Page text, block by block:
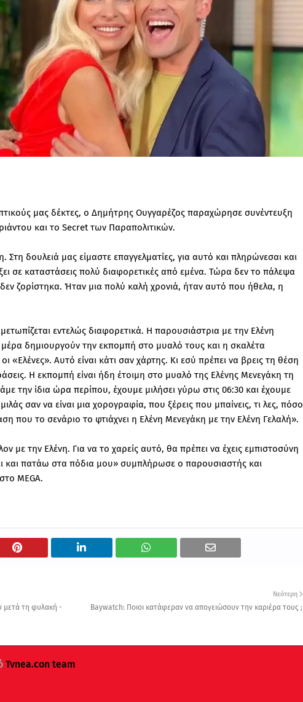
μας δέκτες, ο Δημήτρης Ουγγαρέζος παραχώρησε συνέντευξη
και το Secret των Παραπολιτικών.
Στη δουλειά μας είμαστε επαγγελματίες, για αυτό και πληρώνεσαι και
σε καταστάσεις πολύ διαφορετικές από εμένα. Τώρα δεν το πάλεψα
ζορίστηκα. Ήταν μια πολύ καλή χρονιά, ήταν αυτό που ήθελα, η
εντελώς διαφορετικά. Η παρουσιάστρια με την Ελένη
μέρα δημιουργούν την εκπομπή στο μυαλό τους και η σκαλέτα
«Ελένες». Αυτό είναι κάτι σαν χάρτης. Κι εσύ πρέπει να βρεις τη θέση
Η εκπομπή είναι ήδη έτοιμη στο μυαλό της Ελένης Μενεγάκη τη
την ίδια ώρα περίπου, έχουμε μιλήσει γύρω στις 06:30 και έχουμε
σαν να είναι μια χορογραφία, που ξέρεις που μπαίνεις, τι λες, πόσο
που το σενάριο το φτιάχνει η Ελένη Μενεγάκη με την Ελένη Γελαλή».
με την Ελένη. Για να το χαρείς αυτό, θα πρέπει να έχεις εμπιστοσύνη
και πατάω στα πόδια μου» συμπλήρωσε ο παρουσιαστής και
MEGA.
Νεότερη
Baywatch: Ποιοι κατάφεραν να απογειώσουν την καριέρα τους ;
μετά τη φυλακή -
Tvnea.con team